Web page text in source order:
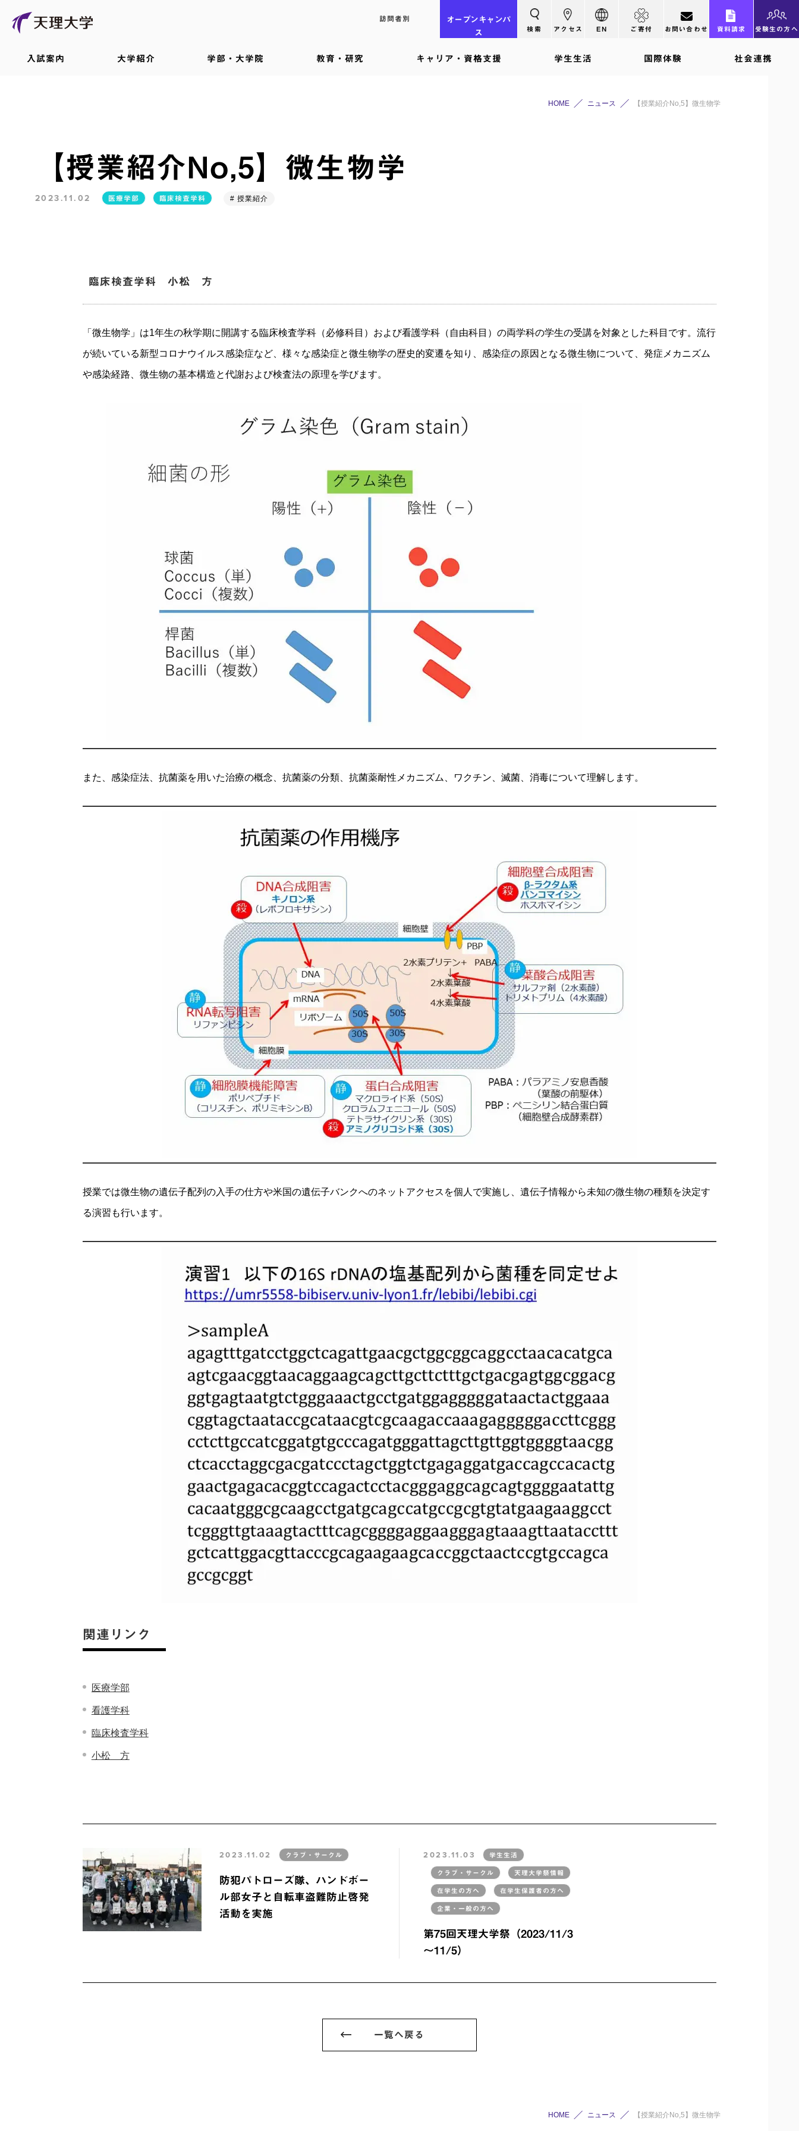
訪問者別 オープン キャンパ
ス
検索 アクセス EN ご寄付 お問い合わせ 資料請求 受験生の方へ
入試案内 大学紹介 学部・大学院 教育・研究 キャリア・資格支援 学生生活 国際体験 社会連携
HOME ニュース 【授業紹介No,5】微生物学
【授業紹介No,5】微生物学
2023.11.02 医療学部 臨床検査学科 # 授業紹介
臨床検査学科 小松 方
「微生物学」は1年生の秋学期に開講する臨床検査学科（必修科目）および看護学科（自由科目）の両学科の学生の受講を対象とした科目です。流行
が続いている新型コロナウイルス感染症など、様々な感染症と微生物学の歴史的変遷を知り、感染症の原因となる微生物について、発症メカニズム
や感染経路、微生物の基本構造と代謝および検査法の原理を学びます。
また、感染症法、抗菌薬を用いた治療の概念、抗菌薬の分類、抗菌薬耐性メカニズム、ワクチン、滅菌、消毒について理解します。
授業では微生物の遺伝子配列の入手の仕方や米国の遺伝子バンクへのネットアクセスを個人で実施し、遺伝子情報から未知の微生物の種類を決定す
る演習も行います。
関連リンク
医療学部
看護学科
臨床検査学科
小松 方
2023.11.02 クラブ・サークル
防犯パトローズ隊、ハンドボー
ル部女子と自転車盗難防止啓発
活動を実施
2023.11.03 学生生活
クラブ・サークル 天理大学祭情報
在学生の方へ 在学生保護者の方へ
企業・一般の方へ
第75回天理大学祭（2023/11/3
～11/5）
一覧へ戻る
HOME ニュース 【授業紹介No,5】微生物学